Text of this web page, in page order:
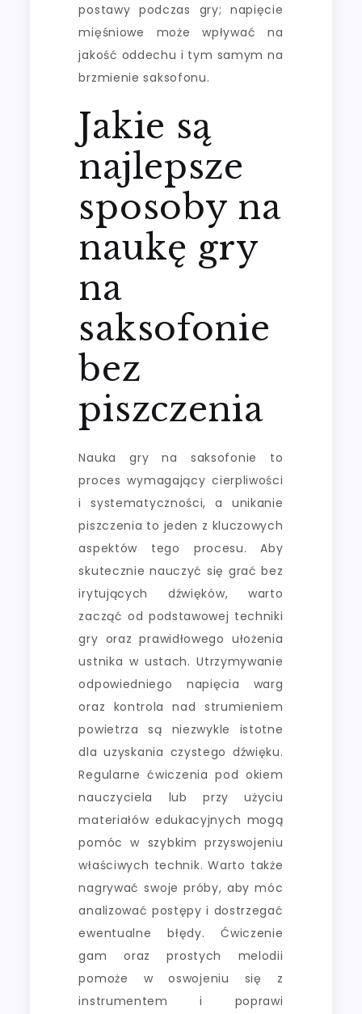
postawy podczas gry; napięcie
mięśniowe może wpływać na
jakość oddechu i tym samym na
brzmienie saksofonu.
Jakie są
najlepsze
sposoby na
naukę gry
na
saksofonie
bez
piszczenia
Nauka gry na saksofonie to
proces wymagający cierpliwości
i systematyczności, a unikanie
piszczenia to jeden z kluczowych
aspektów tego procesu. Aby
skutecznie nauczyć się grać bez
irytujących dźwięków, warto
zacząć od podstawowej techniki
gry oraz prawidłowego ułożenia
ustnika w ustach. Utrzymywanie
odpowiedniego napięcia warg
oraz kontrola nad strumieniem
powietrza są niezwykle istotne
dla uzyskania czystego dźwięku.
Regularne ćwiczenia pod okiem
nauczyciela lub przy użyciu
materiałów edukacyjnych mogą
pomóc w szybkim przyswojeniu
właściwych technik. Warto także
nagrywać swoje próby, aby móc
analizować postępy i dostrzegać
ewentualne błędy. Ćwiczenie
gam oraz prostych melodii
pomoże w oswojeniu się z
instrumentem i poprawi